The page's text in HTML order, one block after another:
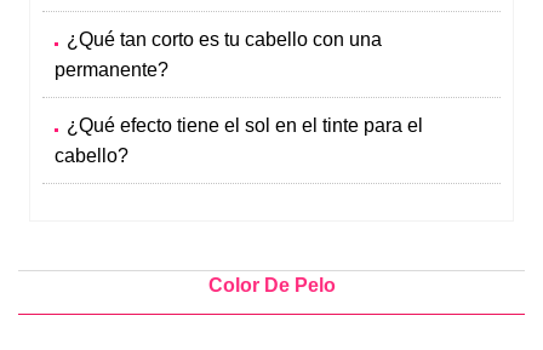
¿Qué tan corto es tu cabello con una
permanente?
¿Qué efecto tiene el sol en el tinte para el
cabello?
Color De Pelo